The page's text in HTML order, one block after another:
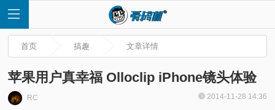
首页 搞趣 文章详情
苹果用户真幸福 Olloclip iPhone镜头体验
RC 2014-11-28 14:36